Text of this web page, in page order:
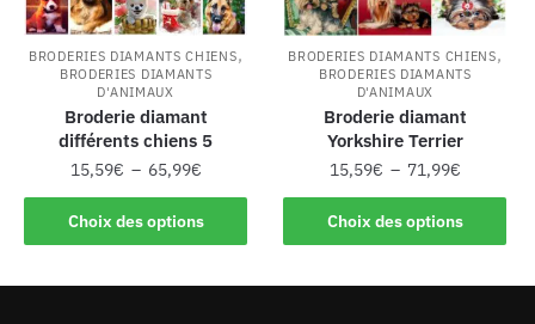
BRODERIES DIAMANTS CHIENS,
BRODERIES DIAMANTS
D'ANIMAUX
Broderie diamant
différents chiens 5
15,59€ – 65,99€
Choix des options
BRODERIES DIAMANTS CHIENS,
BRODERIES DIAMANTS
D'ANIMAUX
Broderie diamant
Yorkshire Terrier
15,59€ – 71,99€
Choix des options